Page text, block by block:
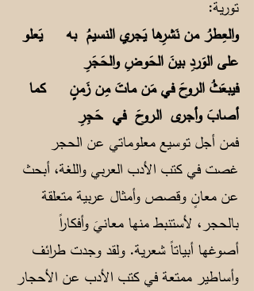
تورية:
والعِطرُ من نَشرِها يَجري النسيمُ بهيَعلو
على الوَردِ بينَ الحَوضِ والحَجَرِ
فيبعَثُ الروحَ في مَن ماتَ مِن زَمنٍكما
أصابَ وأجرى الـروحَ في حَجِرِ
فمن أجل توسيع معلوماتي عن الحجر
غصت في كتب الأدب العربي واللغة، أبحث
عن معانٍ وقصص وأمثال عربية متعلقة
بالحجر، لأستنبط منها معانيَ وأفكاراً
أصوغها أبياتاً شعرية. ولقد وجدت طرائف
وأساطير ممتعة في كتب الأدب عن الأحجار